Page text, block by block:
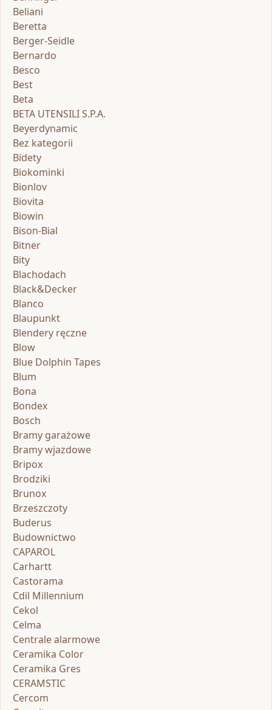
Beliani
Beretta
Berger-Seidle
Bernardo
Besco
Best
Beta
BETA UTENSILI S.P.A.
Beyerdynamic
Bez kategorii
Bidety
Biokominki
Bionlov
Biovita
Biowin
Bison-Bial
Bitner
Bity
Blachodach
Black&Decker
Blanco
Blaupunkt
Blendery ręczne
Blow
Blue Dolphin Tapes
Blum
Bona
Bondex
Bosch
Bramy garażowe
Bramy wjazdowe
Bripox
Brodziki
Brunox
Brzeszczoty
Buderus
Budownictwo
CAPAROL
Carhartt
Castorama
Cdil Millennium
Cekol
Celma
Centrale alarmowe
Ceramika Color
Ceramika Gres
CERAMSTIC
Cercom